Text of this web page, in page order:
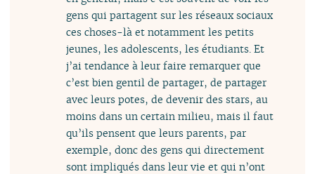
gens qui partagent sur les réseaux sociaux
ces choses-là et notamment les petits
jeunes, les adolescents, les étudiants. Et
j’ai tendance à leur faire remarquer que
c’est bien gentil de partager, de partager
avec leurs potes, de devenir des stars, au
moins dans un certain milieu, mais il faut
qu’ils pensent que leurs parents, par
exemple, donc des gens qui directement
sont impliqués dans leur vie et qui n’ont